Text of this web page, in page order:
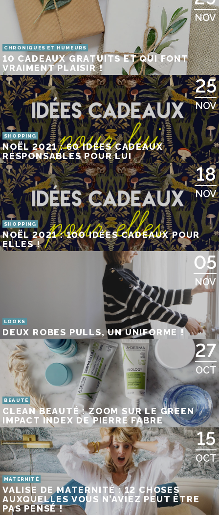
NOV
CHRONIQUES ET HUMEURS
10 CADEAUX GRATUITS ET QUI FONT
VRAIMENT PLAISIR !
25
NOV
SHOPPING
NOËL 2021 : 60 IDÉES CADEAUX
RESPONSABLES POUR LUI
18
NOV
SHOPPING
NOËL 2021 : 100 IDÉES CADEAUX POUR
ELLES !
05
NOV
LOOKS
DEUX ROBES PULLS, UN UNIFORME !
27
OCT
BEAUTÉ
CLEAN BEAUTÉ : ZOOM SUR LE GREEN
IMPACT INDEX DE PIERRE FABRE
15
OCT
MATERNITÉ
VALISE DE MATERNITÉ : 12 CHOSES
AUXQUELLES VOUS N’AVIEZ PEUT ÊTRE
PAS PENSÉ !